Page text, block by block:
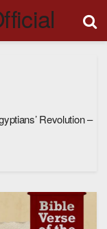
Revolution –